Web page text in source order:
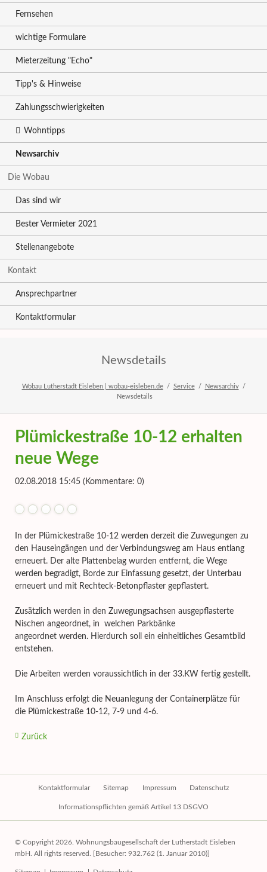
Fernsehen
wichtige Formulare
Mieterzeitung "Echo"
Tipp's & Hinweise
Zahlungsschwierigkeiten
Wohntipps
Newsarchiv
Die Wobau
Das sind wir
Bester Vermieter 2021
Stellenangebote
Kontakt
Ansprechpartner
Kontaktformular
Newsdetails
Wobau Lutherstadt Eisleben | wobau-eisleben.de Service
Newsarchiv
Newsdetails
Plümickestraße 10-12 erhalten
neue Wege
02.08.2018 15:45(Kommentare: 0)
In der Plümickestraße 10-12 werden derzeit die Zuwegungen zu
den Hauseingängen und der Verbindungsweg am Haus entlang
erneuert. Der alte Plattenbelag wurden entfernt, die Wege
werden begradigt, Borde zur Einfassung gesetzt, der Unterbau
erneuert und mit Rechteck-Betonpflaster gepflastert.
Zusätzlich werden in den Zuwegungsachsen ausgepflasterte
Nischen angeordnet, in welchen Parkbänke
angeordnet werden. Hierdurch soll ein einheitliches Gesamtbild
entstehen.
Die Arbeiten werden voraussichtlich in der 33.KW fertig gestellt.
Im Anschluss erfolgt die Neuanlegung der Containerplätze für
die Plümickestraße 10-12, 7-9 und 4-6.
Zurück
Navigation
Kontaktformular Sitemap Impressum Datenschutz
Informationspflichten gemäß Artikel 13 DSGVO
© Copyright 2026. Wohnungsbaugesellschaft der Lutherstadt Eisleben
mbH. All rights reserved. [Besucher: 932.762 (1. Januar 2010)]